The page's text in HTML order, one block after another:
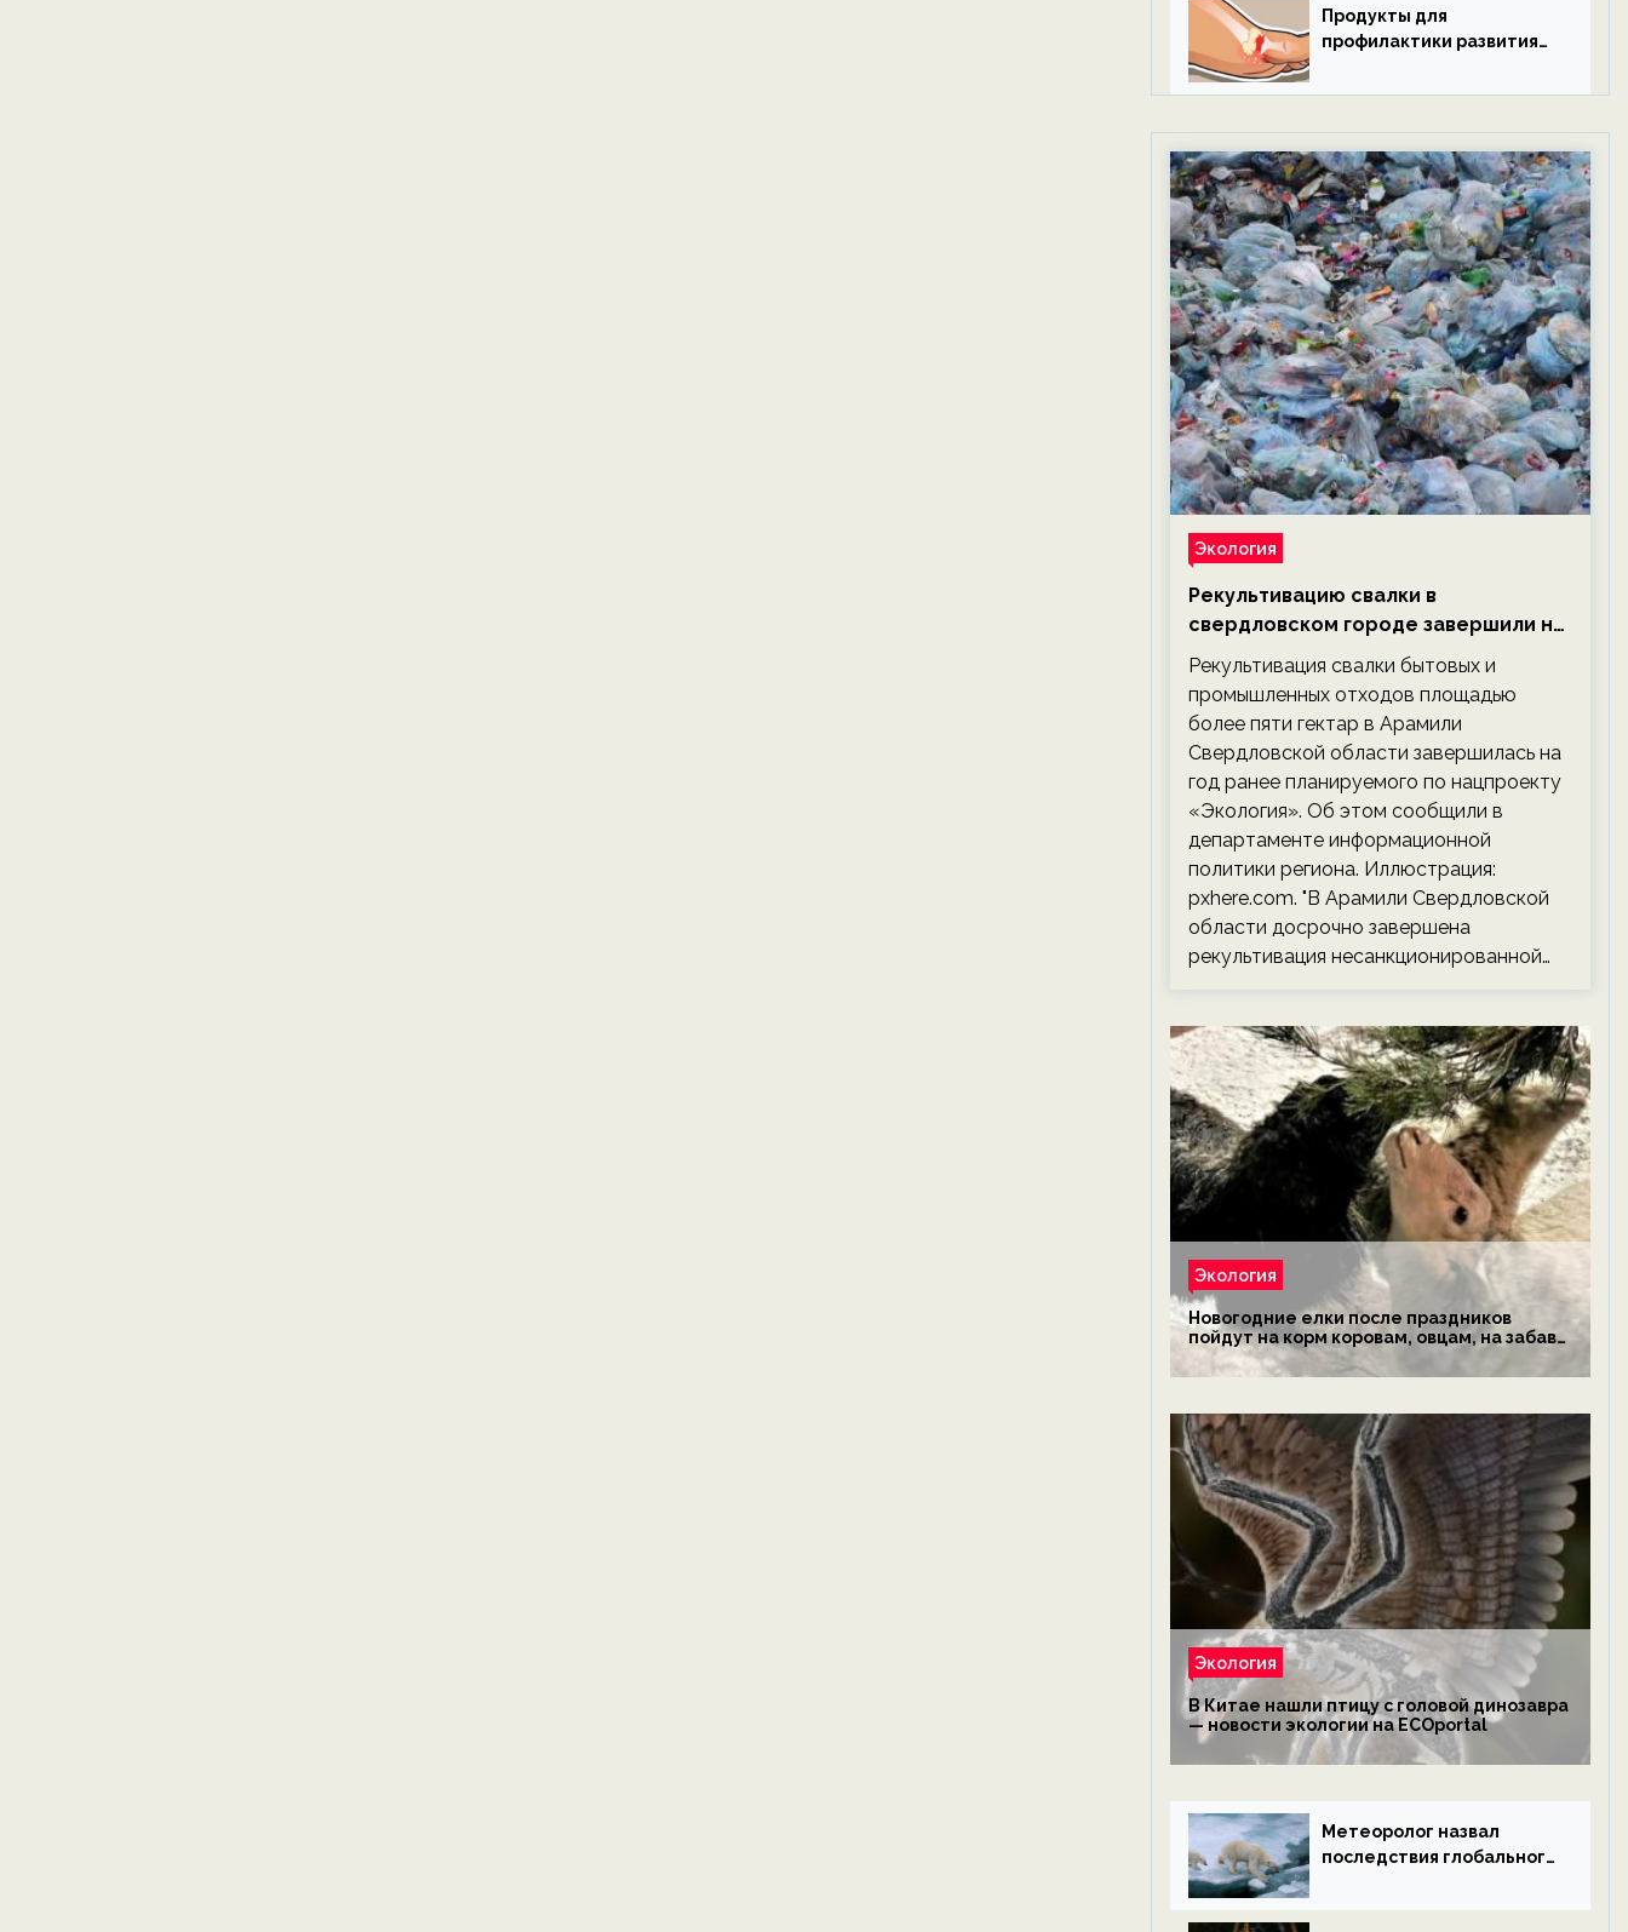
Продукты для
профилактики развития
Экология
Рекультивацию свалки в
свердловском городе завершили на
год раньше планируемого срока —
новости экологии на ECOportal
Рекультивация свалки бытовых и
промышленных отходов площадью
более пяти гектар в Арамили
Свердловской области завершилась на
год ранее планируемого по нацпроекту
«Экология». Об этом сообщили в
департаменте информационной
политики региона. Иллюстрация:
pxhere.com. "В Арамили Свердловской
области досрочно завершена
рекультивация несанкционированной…
Экология
Новогодние елки после праздников
пойдут на корм коровам, овцам, на забаву
обезьянам, львам и леопардам — новости
экологии на ECOportal
Экология
В Китае нашли птицу с головой динозавра
— новости экологии на ECOportal
Метеоролог назвал
последствия глобального